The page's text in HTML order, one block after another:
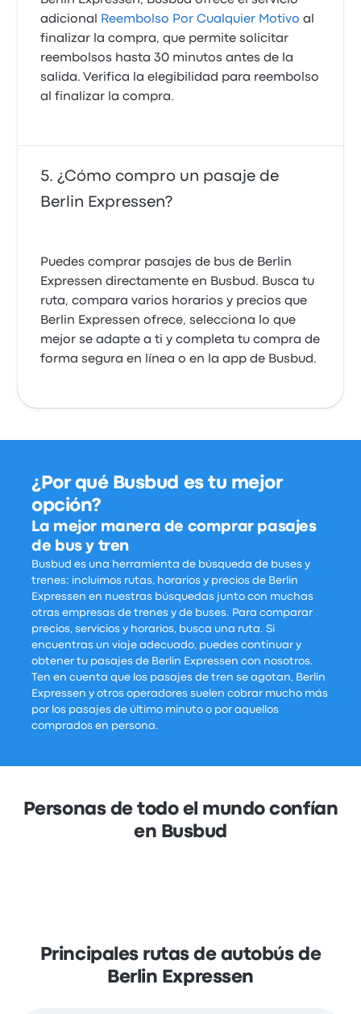
adicional
Reembolso Por Cualquier Motivo al
finalizar la compra, que permite solicitar
reembolsos hasta 30 minutos antes de la
salida. Verifica la elegibilidad para reembolso
al finalizar la compra.
¿Cómo compro un pasaje de
Berlin Expressen?
Puedes comprar pasajes de bus de Berlin
Expressen directamente en Busbud. Busca tu
ruta, compara varios horarios y precios que
Berlin Expressen ofrece, selecciona lo que
mejor se adapte a ti y completa tu compra de
forma segura en línea o en la app de Busbud.
¿Por qué Busbud es tu mejor
opción?
La mejor manera de comprar pasajes
de bus y tren
Busbud es una herramienta de búsqueda de buses y
trenes: incluimos rutas, horarios y precios de Berlin
Expressen en nuestras búsquedas junto con muchas
otras empresas de trenes y de buses. Para comparar
precios, servicios y horarios, busca una ruta. Si
encuentras un viaje adecuado, puedes continuar y
obtener tu pasajes de Berlin Expressen con nosotros.
Ten en cuenta que los pasajes de tren se agotan, Berlin
Expressen y otros operadores suelen cobrar mucho más
por los pasajes de último minuto o por aquellos
comprados en persona.
Personas de todo el mundo confían
en Busbud
Principales rutas de autobús de
Berlin Expressen